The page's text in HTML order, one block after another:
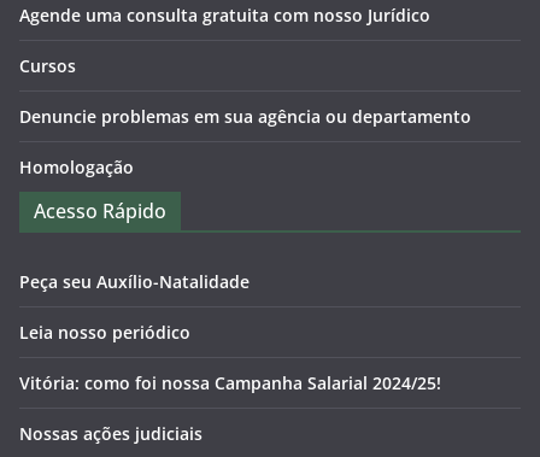
Agende uma consulta gratuita com nosso Jurídico
Cursos
Denuncie problemas em sua agência ou departamento
Homologação
Acesso Rápido
Peça seu Auxílio-Natalidade
Leia nosso periódico
Vitória: como foi nossa Campanha Salarial 2024/25!
Nossas ações judiciais